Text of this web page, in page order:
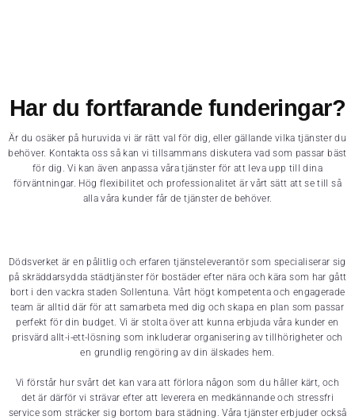
Har du fortfarande funderingar?
Är du osäker på huruvida vi är rätt val för dig, eller gällande vilka tjänster du
behöver. Kontakta oss så kan vi tillsammans diskutera vad som passar bäst
för dig. Vi kan även anpassa våra tjänster för att leva upp till dina
förväntningar. Hög flexibilitet och professionalitet är vårt sätt att se till så
alla våra kunder får de tjänster de behöver.
Dödsverket är en pålitlig och erfaren tjänsteleverantör som specialiserar sig
på skräddarsydda städtjänster för bostäder efter nära och kära som har gått
bort i den vackra staden Sollentuna. Vårt högt kompetenta och engagerade
team är alltid där för att samarbeta med dig och skapa en plan som passar
perfekt för din budget. Vi är stolta över att kunna erbjuda våra kunder en
prisvärd allt-i-ett-lösning som inkluderar organisering av tillhörigheter och
en grundlig rengöring av din älskades hem.
Vi förstår hur svårt det kan vara att förlora någon som du håller kärt, och
det är därför vi strävar efter att leverera en medkännande och stressfri
service som sträcker sig bortom bara städning. Våra tjänster erbjuder också